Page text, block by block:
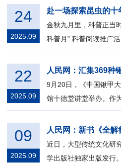
金秋九月里，科普正当
科普月” 科普阅读推广
甲大图鉴》新书发布会
24
2025.09
9月20日，《中国锹甲
馆十德堂讲堂举办。作
动的重要组成部分，本
22
2025.09
近日，大型传统文化研
学出版社独家出版发行
09
2025.09